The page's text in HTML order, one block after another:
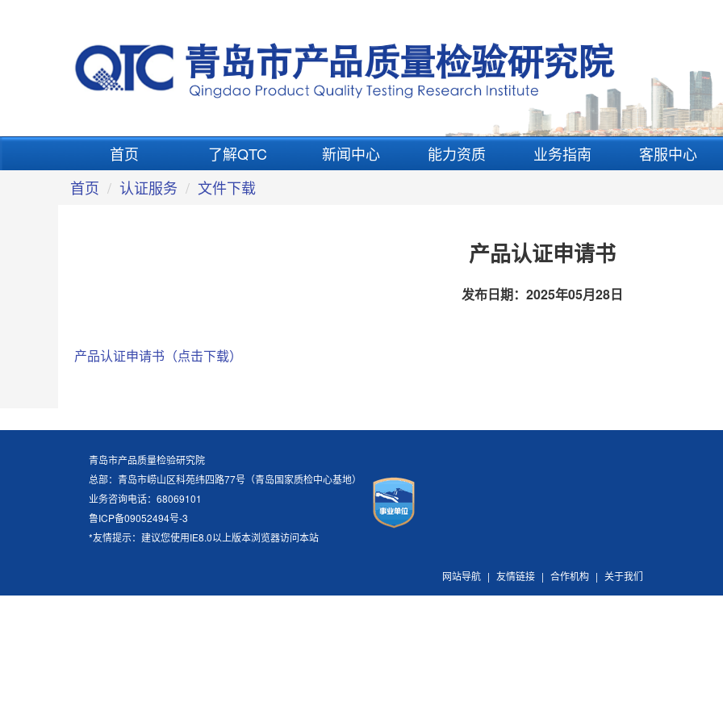
首页 了解QTC 新闻中心 能力资质 业务指南
客服中心
首页
认证服务 文件下载
产品认证申请书
发布日期： 2025年05月28日
产品认证申请书（点击下载）
青岛市产品质量检验研究院
总部：青岛市崂山区科苑纬四路77号（青岛国家质检中心基地）
业务咨询电话：68069101
鲁ICP备09052494号-3
*友情提示：建议您使用IE8.0以上版本浏览器访问本站
网站导航 | 友情链接 | 合作机构 | 关于我们